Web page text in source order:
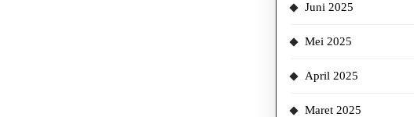
Juni 2025
Mei 2025
April 2025
Maret 2025